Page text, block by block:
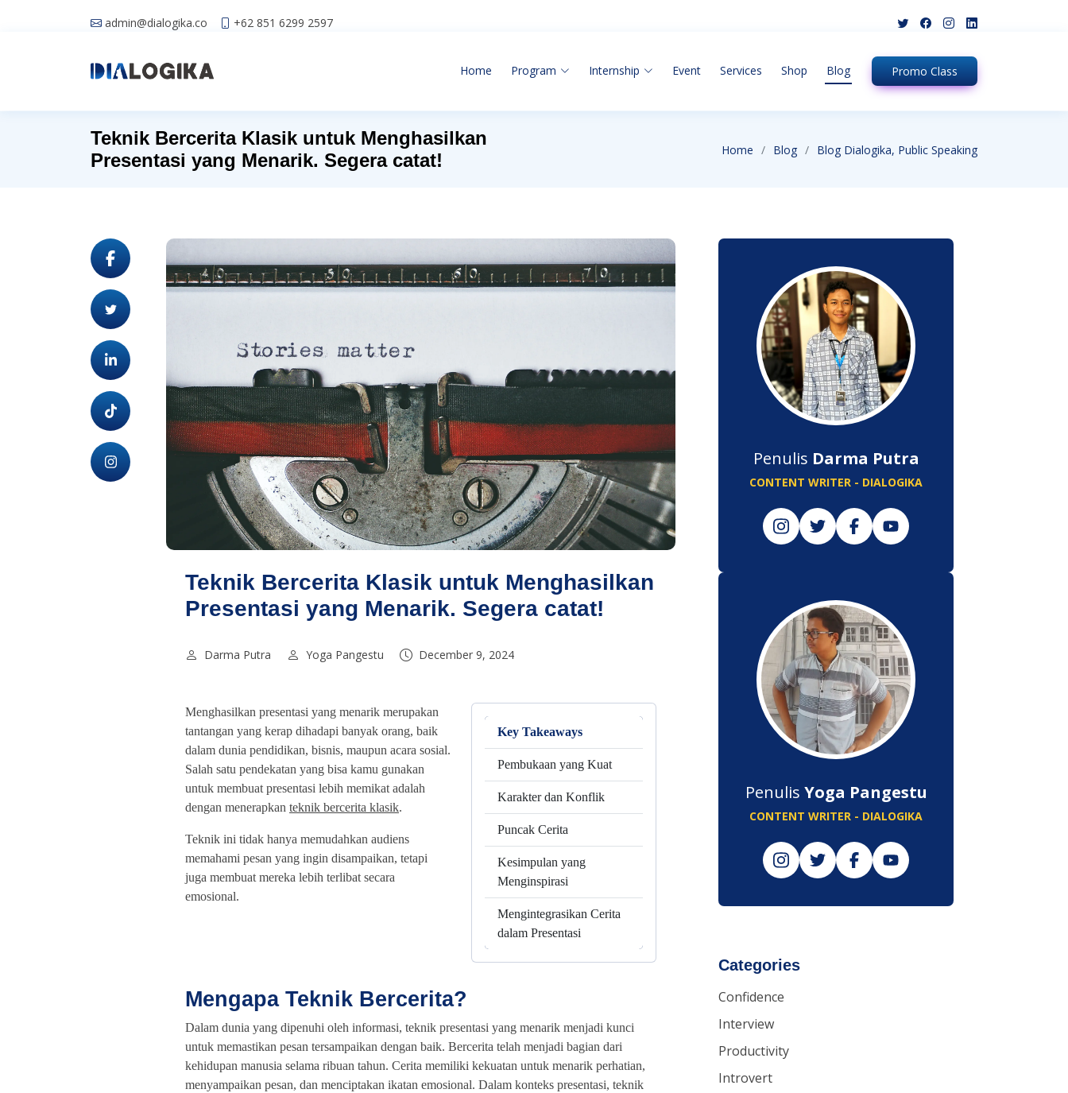
admin@dialogika.co +62 851 6299 2597
Home Program Internship Event Services Shop Blog Promo Class
Teknik Bercerita Klasik untuk Menghasilkan
Presentasi yang Menarik. Segera catat!
Home Blog Blog Dialogika, Public Speaking
Teknik Bercerita Klasik untuk Menghasilkan
Presentasi yang Menarik. Segera catat!
Darma Putra Yoga Pangestu December 9, 2024
Menghasilkan presentasi yang menarik merupakan
tantangan yang kerap dihadapi banyak orang, baik
dalam dunia pendidikan, bisnis, maupun acara sosial.
Salah satu pendekatan yang bisa kamu gunakan
untuk membuat presentasi lebih memikat adalah
dengan menerapkan teknik bercerita klasik.
Teknik ini tidak hanya memudahkan audiens
memahami pesan yang ingin disampaikan, tetapi
juga membuat mereka lebih terlibat secara
emosional.
Key Takeaways
Pembukaan yang Kuat
Karakter dan Konflik
Puncak Cerita
Kesimpulan yang
Menginspirasi
Mengintegrasikan Cerita
dalam Presentasi
Mengapa Teknik Bercerita?
Dalam dunia yang dipenuhi oleh informasi, teknik presentasi yang menarik menjadi kunci
untuk memastikan pesan tersampaikan dengan baik. Bercerita telah menjadi bagian dari
kehidupan manusia selama ribuan tahun. Cerita memiliki kekuatan untuk menarik perhatian,
menyampaikan pesan, dan menciptakan ikatan emosional. Dalam konteks presentasi, teknik
Penulis Darma Putra
CONTENT WRITER - DIALOGIKA
Penulis Yoga Pangestu
CONTENT WRITER - DIALOGIKA
Categories
Confidence
Interview
Productivity
Introvert